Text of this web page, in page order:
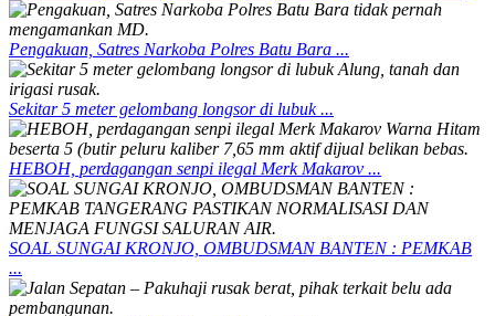
Pengakuan, Satres Narkoba Polres Batu Bara ...
Sekitar 5 meter gelombang longsor di lubuk ...
HEBOH, perdagangan senpi ilegal Merk Makarov ...
SOAL SUNGAI KRONJO, OMBUDSMAN BANTEN : PEMKAB
...